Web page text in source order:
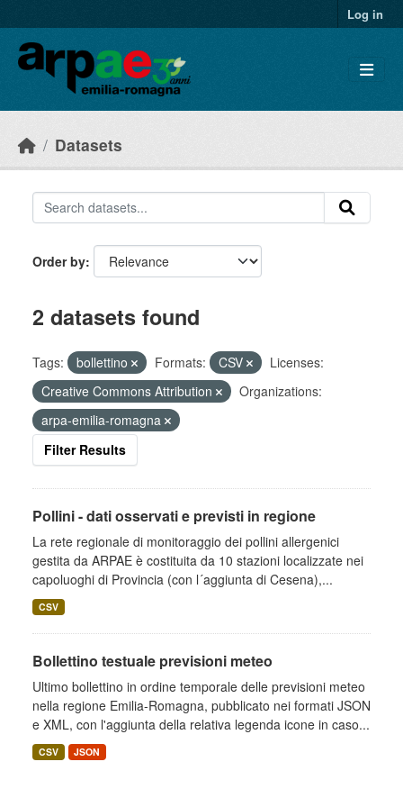
Log in
Datasets
Order by
2 datasets found
Tags: bollettino Formats: CSV
Licenses:
Creative Commons Attribution
Organizations:
arpa-emilia-romagna
Filter Results
Pollini - dati osservati e previsti in regione
La rete regionale di monitoraggio dei pollini allergenici
gestita da ARPAE è costituita da 10 stazioni localizzate nei
capoluoghi di Provincia (con l´aggiunta di Cesena),...
CSV
Bollettino testuale previsioni meteo
Ultimo bollettino in ordine temporale delle previsioni meteo
nella regione Emilia-Romagna, pubblicato nei formati JSON
e XML, con l'aggiunta della relativa legenda icone in caso...
CSV JSON